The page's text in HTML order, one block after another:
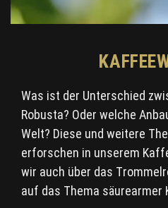
Was ist der Unterschied
Robusta? Oder welche
Welt? Diese und weitere
erforschen in unserem
wir auch über das
auf das Thema säurearmer